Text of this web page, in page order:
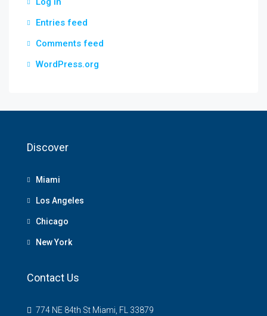
Entries feed
Comments feed
WordPress.org
Discover
Miami
Los Angeles
Chicago
New York
Contact Us
774 NE 84th St Miami, FL 33879